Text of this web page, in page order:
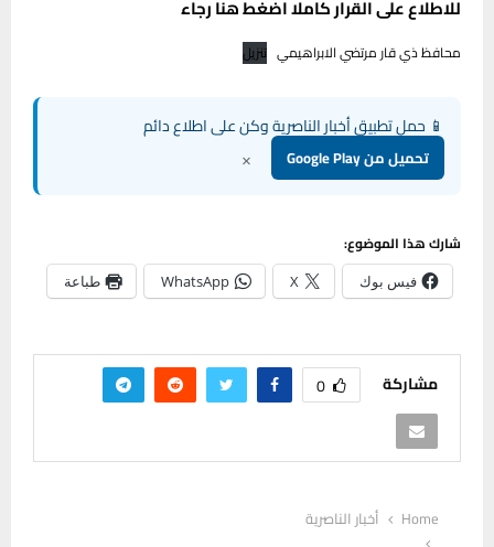
للاطلاععلىالقرار كاملا اضغط هنا رجاء
محافظ ذي قار مرتضي الابراهيمي تنزيل
📱 حمل تطبيق أخبار الناصرية وكن على اطلاع دائم
تحميل من Google Play ×
شارك هذا الموضوع:
فيس بوك X
WhatsApp طباعة
مشاركة 0
Home
أخبار الناصرية